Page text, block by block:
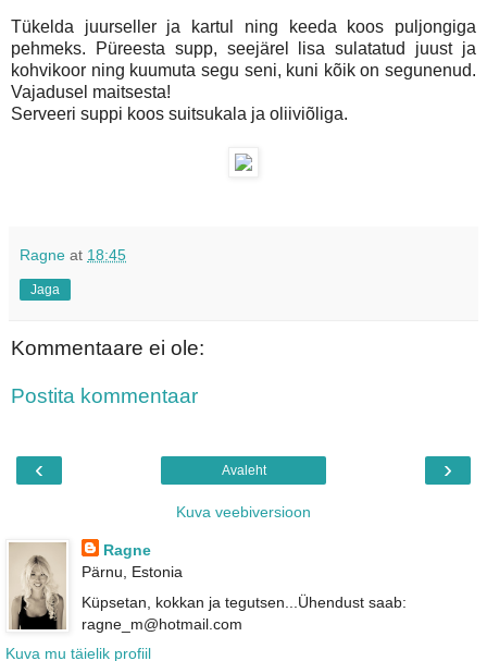
Tükelda juurseller ja kartul ning keeda koos puljongiga
pehmeks. Püreesta supp, seejärel lisa sulatatud juust ja
kohvikoor ning kuumuta segu seni, kuni kõik on segunenud.
Vajadusel maitsesta!
Serveeri suppi koos suitsukala ja oliiviõliga.
Ragne at 18:45
Jaga
Kommentaare ei ole:
Postita kommentaar
‹ ›
Avaleht
Kuva veebiversioon
Ragne
Pärnu, Estonia
Küpsetan, kokkan ja tegutsen...Ühendust saab:
ragne_m@hotmail.com
Kuva mu täielik profiil